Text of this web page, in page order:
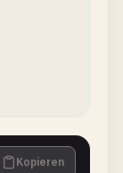
Kopieren